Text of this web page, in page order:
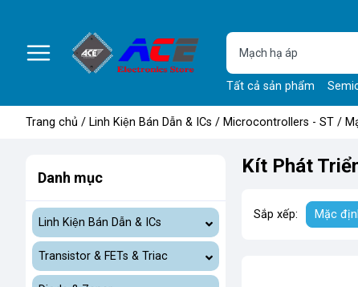
Tất cả sản phẩm
Trang chủ / Linh Kiện Bán Dẫn & ICs / Microcontrollers - ST /
Danh mục
Linh Kiện Bán Dẫn & ICs
Transistor & FETs & Triac
Kít Phát
Sắp xếp: Mặc